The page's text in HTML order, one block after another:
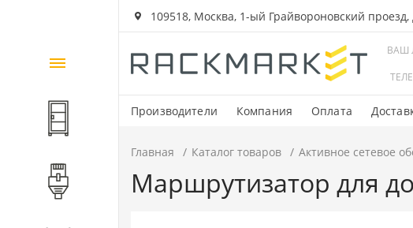
109518, Москва, 1-ый Грайвороновский проезд,
ВАШ
Производители Компания Оплата
Каталог
товаров
Шкафы и стойки
Компоненты СКС
Главная Каталог товаров Активное сетевое
Маршрутизатор для